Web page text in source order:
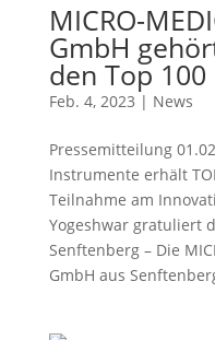
MICRO-
GmbH
den Top 100
Feb. 4, 2023 | News
Pressemitteilung
Instrumente erhält
Teilnahme am
Yogeshwar gratuliert
Senftenberg – Die
GmbH aus